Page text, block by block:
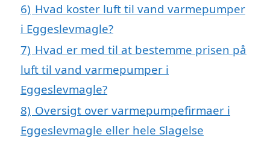
6) Hvad koster luft til vand varmepumper
i Eggeslevmagle?
7) Hvad er med til at bestemme prisen på
luft til vand varmepumper i
Eggeslevmagle?
8) Oversigt over varmepumpefirmaer i
Eggeslevmagle eller hele Slagelse